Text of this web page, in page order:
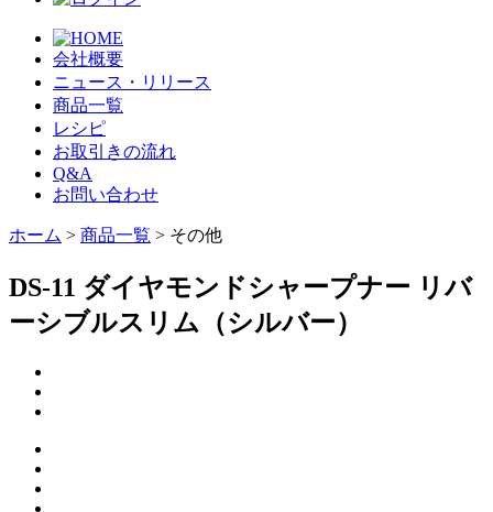
会社概要
ニュース・リリース
商品一覧
レシピ
お取引きの流れ
Q&A
お問い合わせ
ホーム > 商品一覧 > その他
DS-11 ダイヤモンドシャープナー リバ
ーシブルスリム（シルバー）